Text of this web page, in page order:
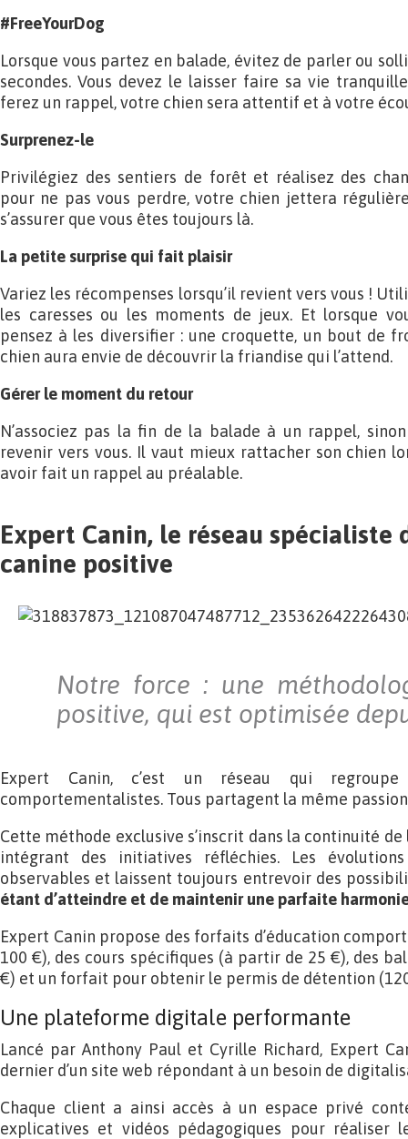
#FreeYourDog
Lorsque vous partez en balade, évitez de parler ou
secondes. Vous devez le laisser faire sa vie
ferez un rappel, votre chien sera attentif et à votre
Surprenez-le
Privilégiez des sentiers de forêt et réalisez des
pour ne pas vous perdre, votre chien jettera
s’assurer que vous êtes toujours là.
La petite surprise qui fait plaisir
Variez les récompenses lorsqu’il revient vers vous !
les caresses ou les moments de jeux. Et lorsque
pensez à les diversifier : une croquette, un bout de
chien aura envie de découvrir la friandise qui l’attend.
Gérer le moment du retour
N’associez pas la fin de la balade à un rappel,
revenir vers vous. Il vaut mieux rattacher son chien
avoir fait un rappel au préalable.
Expert Canin, le réseau spécialiste
canine positive
Notre force : une
positive, qui est optimisée
Expert Canin, c’est un réseau qui
comportementalistes. Tous partagent la même
Cette méthode exclusive s’inscrit dans la continuité
intégrant des initiatives réfléchies. Les
observables et laissent toujours entrevoir des
étant d’atteindre et de maintenir une parfaite
Expert Canin propose des forfaits d’éducation
100 €), des cours spécifiques (à partir de 25 €), des
€) et un forfait pour obtenir le permis de détention
Une plateforme digitale performante
Lancé par Anthony Paul et Cyrille Richard, Expert
dernier d’un site web répondant à un besoin de
Chaque client a ainsi accès à un espace privé
explicatives et vidéos pédagogiques pour réaliser